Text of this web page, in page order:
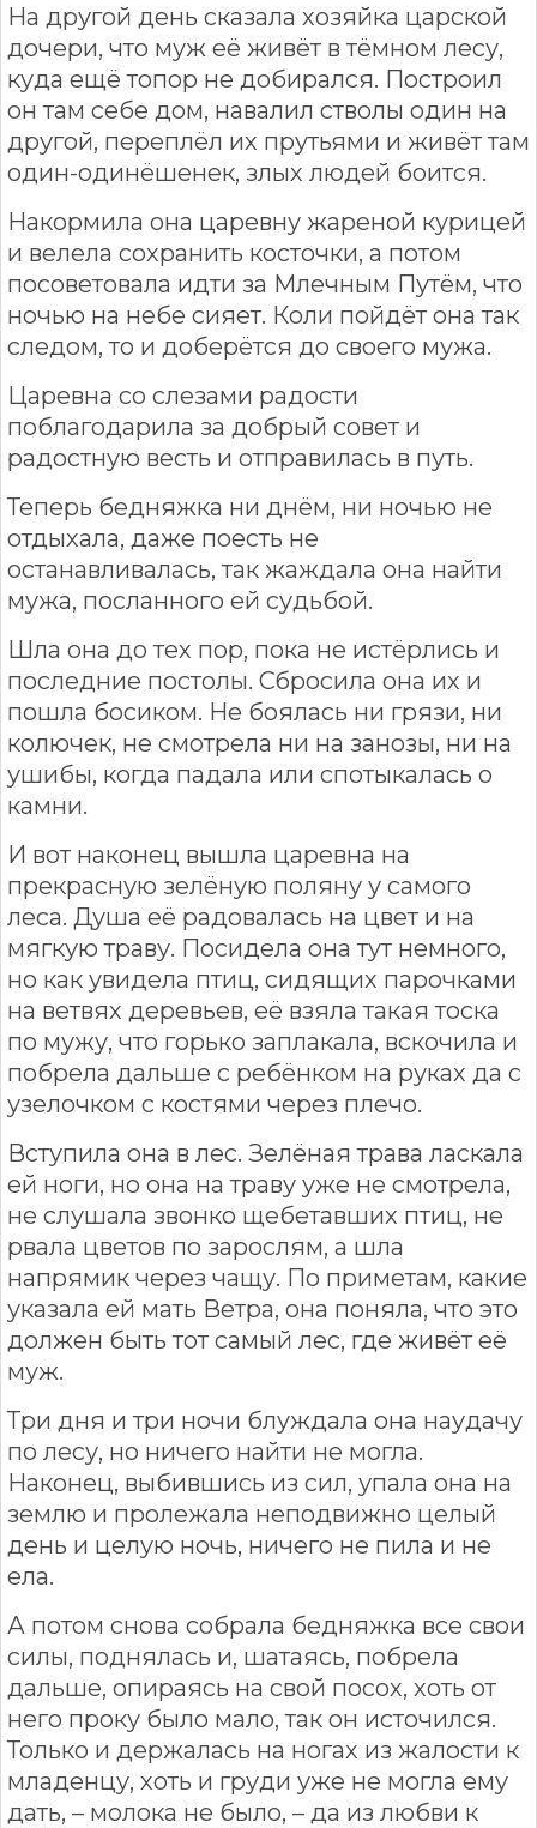
На другой день сказала хозяйка царской
дочери, что муж её живёт в тёмном лесу,
куда ещё топор не добирался. Построил
он там себе дом, навалил стволы один на
другой, переплёл их прутьями и живёт там
один-одинёшенек, злых людей боится.
Накормила она царевну жареной курицей
и велела сохранить косточки, а потом
посоветовала идти за Млечным Путём, что
ночью на небе сияет. Коли пойдёт она так
следом, то и доберётся до своего мужа.
Царевна со слезами радости
поблагодарила за добрый совет и
радостную весть и отправилась в путь.
Теперь бедняжка ни днём, ни ночью не
отдыхала, даже поесть не
останавливалась, так жаждала она найти
мужа, посланного ей судьбой.
Шла она до тех пор, пока не истёрлись и
последние постолы. Сбросила она их и
пошла босиком. Не боялась ни грязи, ни
колючек, не смотрела ни на занозы, ни на
ушибы, когда падала или спотыкалась о
камни.
И вот наконец вышла царевна на
прекрасную зелёную поляну у самого
леса. Душа её радовалась на цвет и на
мягкую траву. Посидела она тут немного,
но как увидела птиц, сидящих парочками
на ветвях деревьев, её взяла такая тоска
по мужу, что горько заплакала, вскочила и
побрела дальше с ребёнком на руках да с
узелочком с костями через плечо.
Вступила она в лес. Зелёная трава ласкала
ей ноги, но она на траву уже не смотрела,
не слушала звонко щебетавших птиц, не
рвала цветов по зарослям, а шла
напрямик через чащу. По приметам, какие
указала ей мать Ветра, она поняла, что это
должен быть тот самый лес, где живёт её
муж.
Три дня и три ночи блуждала она наудачу
по лесу, но ничего найти не могла.
Наконец, выбившись из сил, упала она на
землю и пролежала неподвижно целый
день и целую ночь, ничего не пила и не
ела.
А потом снова собрала бедняжка все свои
силы, поднялась и, шатаясь, побрела
дальше, опираясь на свой посох, хоть от
него проку было мало, так он источился.
Только и держалась на ногах из жалости к
младенцу, хоть и груди уже не могла ему
дать, – молока не было, – да из любви к